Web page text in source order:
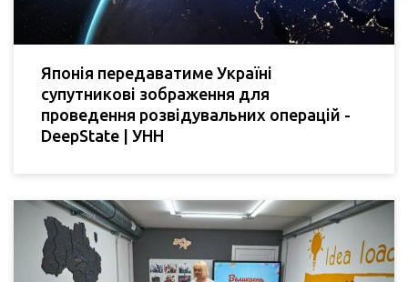
Японія передаватиме Україні
супутникові зображення для
проведення розвідувальних операцій -
DeepState | УНН